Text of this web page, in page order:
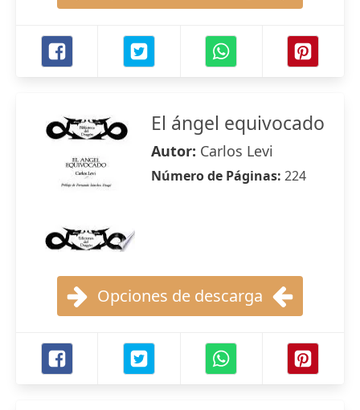
El ángel equivocado
Autor: Carlos Levi
Número de Páginas: 224
Opciones de descarga